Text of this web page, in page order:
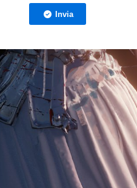
Invia